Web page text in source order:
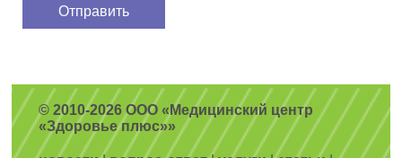
© 2010-2026 ООО «Медицинский центр
«Здоровье плюс»»